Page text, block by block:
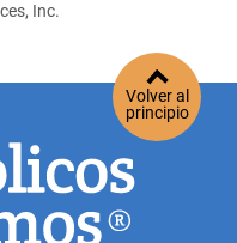
Inc.
Volver al
principio